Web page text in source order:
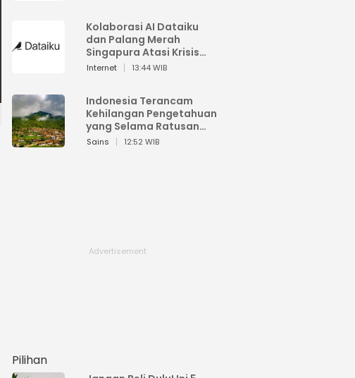
Kolaborasi AI Dataiku
dan Palang Merah
Singapura Atasi Krisis
Bencana
Internet 13:44 WIB
Indonesia Terancam
Kehilangan Pengetahuan
yang Selama Ratusan
Tahun Menjaga Alam
Sains 12:52 WIB
Pilihan